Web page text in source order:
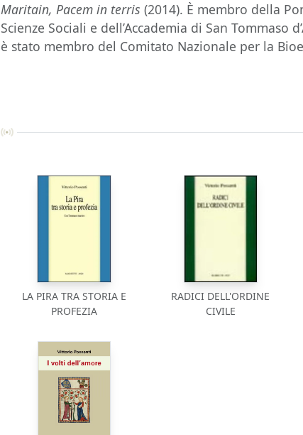
Maritain, Pacem in terris (2014). È membro della
Scienze Sociali e dell’Accademia di San Tommaso
è stato membro del Comitato Nazionale per la
LA PIRA TRA STORIA E
PROFEZIA
RADICI DELL'ORDINE
CIVILE